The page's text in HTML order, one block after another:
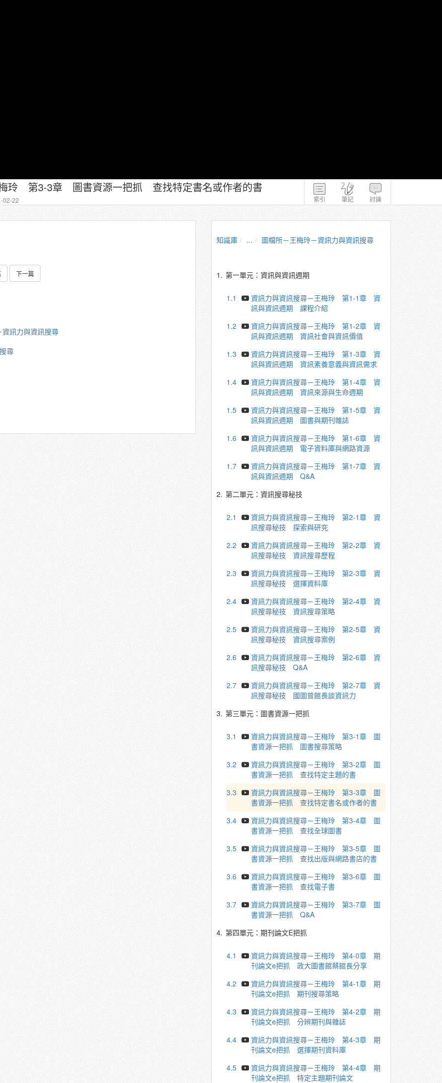
索引 筆記 討論
玲 第3-3章 圖書資源一把抓 查找特定書名或作者的書
02-22
下一篇
訊力與資訊搜尋
尋
知識庫 ... 圖檔所－王梅玲－資訊力與資訊搜尋
1. 第一單元：資訊與資訊週期
1.1
資訊力與資訊搜尋－王梅玲 第1-1章 資
訊與資訊週期 課程介紹
1.2
資訊力與資訊搜尋－王梅玲 第1-2章 資
訊與資訊週期 資訊社會與資訊價值
1.3
資訊力與資訊搜尋－王梅玲 第1-3章 資
訊與資訊週期 資訊素養意義與資訊需求
1.4
資訊力與資訊搜尋－王梅玲 第1-4章 資
訊與資訊週期 資訊來源與生命週期
1.5
資訊力與資訊搜尋－王梅玲 第1-5章 資
訊與資訊週期 圖書與期刊雜誌
1.6
資訊力與資訊搜尋－王梅玲 第1-6章 資
訊與資訊週期 電子資料庫與網路資源
1.7
資訊力與資訊搜尋－王梅玲 第1-7章 資
訊與資訊週期 Q&A
2. 第二單元：資訊搜尋秘技
2.1
資訊力與資訊搜尋－王梅玲 第2-1章 資
訊搜尋秘技 探索與研究
2.2
資訊力與資訊搜尋－王梅玲 第2-2章 資
訊搜尋秘技 資訊搜尋歷程
2.3
資訊力與資訊搜尋－王梅玲 第2-3章 資
訊搜尋秘技 選擇資料庫
2.4
資訊力與資訊搜尋－王梅玲 第2-4章 資
訊搜尋秘技 資訊搜尋策略
2.5
資訊力與資訊搜尋－王梅玲 第2-5章 資
訊搜尋秘技 資訊搜尋案例
2.6
資訊力與資訊搜尋－王梅玲 第2-6章 資
訊搜尋秘技 Q&A
2.7
資訊力與資訊搜尋－王梅玲 第2-7章 資
訊搜尋秘技 國圖曾館長談資訊力
3. 第三單元：圖書資源一把抓
3.1
資訊力與資訊搜尋－王梅玲 第3-1章 圖
書資源一把抓 圖書搜尋策略
3.2
資訊力與資訊搜尋－王梅玲 第3-2章 圖
書資源一把抓 查找特定主題的書
3.3
資訊力與資訊搜尋－王梅玲 第3-3章 圖
書資源一把抓 查找特定書名或作者的書
3.4
資訊力與資訊搜尋－王梅玲 第3-4章 圖
書資源一把抓 查找全球圖書
3.5
資訊力與資訊搜尋－王梅玲 第3-5章 圖
書資源一把抓 查找出版與網路書店的書
3.6
資訊力與資訊搜尋－王梅玲 第3-6章 圖
書資源一把抓 查找電子書
3.7
資訊力與資訊搜尋－王梅玲 第3-7章 圖
書資源一把抓 Q&A
4. 第四單元：期刊論文E把抓
4.1
資訊力與資訊搜尋－王梅玲 第4-0章 期
刊論文e把抓 政大圖書館蔡館長分享
4.2
資訊力與資訊搜尋－王梅玲 第4-1章 期
刊論文e把抓 期刊搜尋策略
4.3
資訊力與資訊搜尋－王梅玲 第4-2章 期
刊論文e把抓 分辨期刊與雜誌
4.4
資訊力與資訊搜尋－王梅玲 第4-3章 期
刊論文e把抓 選擇期刊資料庫
4.5
資訊力與資訊搜尋－王梅玲 第4-4章 期
刊論文e把抓 特定主題期刊論文